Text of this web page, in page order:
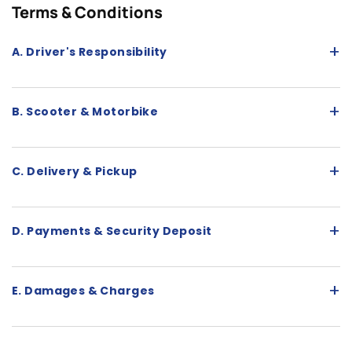
Terms & Conditions
A. Driver's Responsibility +
B. Scooter & Motorbike +
C. Delivery & Pickup +
D. Payments & Security Deposit +
E. Damages & Charges +